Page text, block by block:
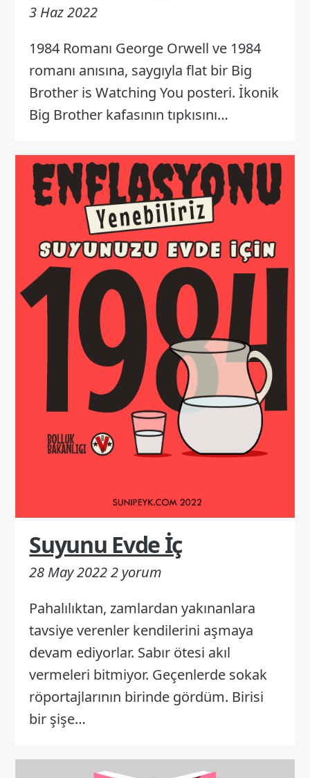
3 Haz 2022
1984 Romanı George Orwell ve 1984
romanı anısına, saygıyla flat bir Big
Brother is Watching You posteri. İkonik
Big Brother kafasının tıpkısını…
Suyunu Evde İç
28 May 20222 yorum
Pahalılıktan, zamlardan yakınanlara
tavsiye verenler kendilerini aşmaya
devam ediyorlar. Sabır ötesi akıl
vermeleri bitmiyor. Geçenlerde sokak
röportajlarının birinde gördüm. Birisi
bir şişe…